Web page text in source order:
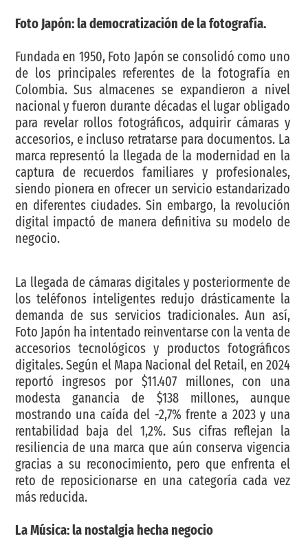
Foto Japón: la democratización de la fotografía.
Fundada en 1950, Foto Japón se consolidó como uno
de los principales referentes de la fotografía en
Colombia. Sus almacenes se expandieron a nivel
nacional y fueron durante décadas el lugar obligado
para revelar rollos fotográficos, adquirir cámaras y
accesorios, e incluso retratarse para documentos. La
marca representó la llegada de la modernidad en la
captura de recuerdos familiares y profesionales,
siendo pionera en ofrecer un servicio estandarizado
en diferentes ciudades. Sin embargo, la revolución
digital impactó de manera definitiva su modelo de
negocio.
La llegada de cámaras digitales y posteriormente de
los teléfonos inteligentes redujo drásticamente la
demanda de sus servicios tradicionales. Aun así,
Foto Japón ha intentado reinventarse con la venta de
accesorios tecnológicos y productos fotográficos
digitales. Según el Mapa Nacional del Retail, en 2024
reportó ingresos por $11.407 millones, con una
modesta ganancia de $138 millones, aunque
mostrando una caída del -2,7% frente a 2023 y una
rentabilidad baja del 1,2%. Sus cifras reflejan la
resiliencia de una marca que aún conserva vigencia
gracias a su reconocimiento, pero que enfrenta el
reto de reposicionarse en una categoría cada vez
más reducida.
La Música: la nostalgia hecha negocio